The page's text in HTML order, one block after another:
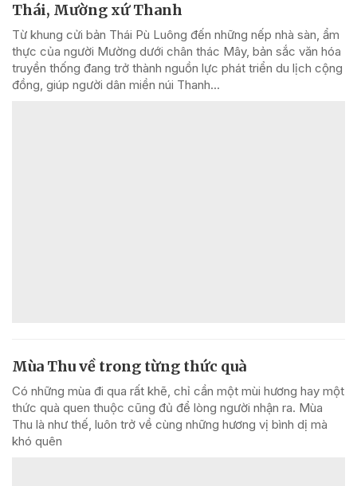
Thái, Mường xứ Thanh
Từ khung cửi bản Thái Pù Luông đến những nếp nhà sàn, ẩm
thực của người Mường dưới chân thác Mây, bản sắc văn hóa
truyền thống đang trở thành nguồn lực phát triển du lịch cộng
đồng, giúp người dân miền núi Thanh...
Mùa Thu về trong từng thức quà
Có những mùa đi qua rất khẽ, chỉ cần một mùi hương hay một
thức quà quen thuộc cũng đủ để lòng người nhận ra. Mùa
Thu là như thế, luôn trở về cùng những hương vị bình dị mà
khó quên